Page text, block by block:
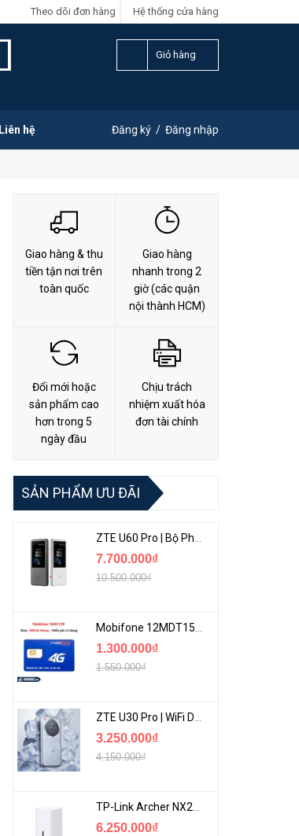
Hệ thống cửa hàng
Theo dõi đơn hàng
Giỏ hàng
Liên hệ Đăng ký / Đăng nhập
LIÊN HỆ ĐẶT HÀNG
Giao hàng & thu
tiền tận nơi trên
toàn quốc
Giao hàng
nhanh trong 2
giờ (các quận
nội thành HCM)
Đổi mới hoặc
sản phẩm cao
hơn trong 5
ngày đầu
Chịu trách
nhiệm xuất hóa
đơn tài chính
SẢN PHẨM ƯU ĐÃI
ZTE U60 Pro | Bộ Phát 5G Cầm Tay Tích Hợp Công Nghệ WiFi 7, Pin 10000mAh
7.700.000₫
10.500.000₫
Mobifone 12MDT150 | Sim Chuyên 4G Mobifone Dung Lượng Cao 500GB/Tháng Gói 1 Năm
1.300.000₫
1.550.000₫
ZTE U30 Pro | WiFi Di Động 5G Tốc Độ Lên Đến 500Mbps, Màn Hình Cảm Ứng
3.250.000₫
4.150.000₫
TP-Link Archer NX200 | Bộ Phát WiFi Dùng Sim 5G Tốc Độ Cao Mới FullBox
6.250.000₫